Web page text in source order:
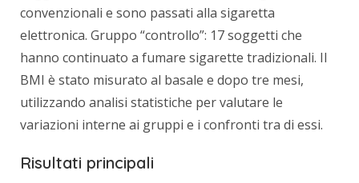
convenzionali e sono passati alla sigaretta
elettronica. Gruppo “controllo”: 17 soggetti che
hanno continuato a fumare sigarette tradizionali. Il
BMI è stato misurato al basale e dopo tre mesi,
utilizzando analisi statistiche per valutare le
variazioni interne ai gruppi e i confronti tra di essi.
Risultati principali